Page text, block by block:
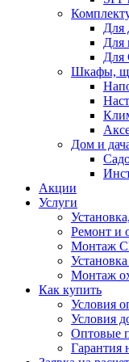
Для
Для
Шкафы,
Дом и
Акции
Услуги
Ремонт и
Монтаж
Монтаж
Как купить
Условия
Условия
Оптовые
Гарантия